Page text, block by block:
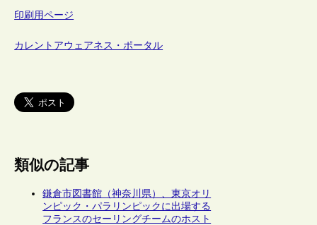
印刷用ページ
カレントアウェアネス・ポータル
類似の記事
鎌倉市図書館（神奈川県）、東京オリ
ンピック・パラリンピックに出場する
フランスのセーリングチームのホスト